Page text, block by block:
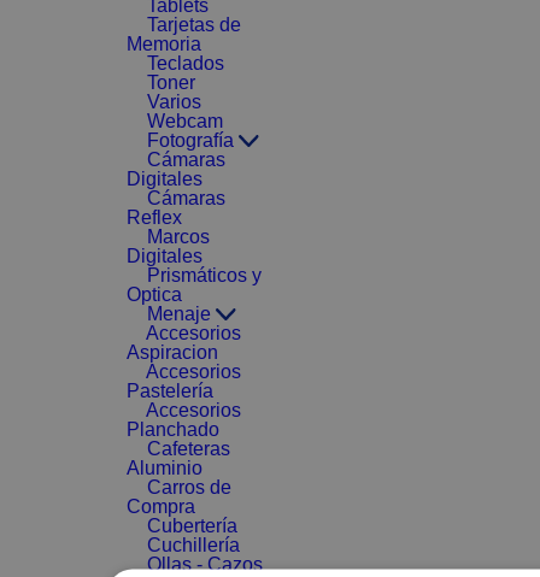
Tablets
Tarjetas de
Memoria
Teclados
Toner
Varios
Webcam
Fotografía
Cámaras
Digitales
Cámaras
Reflex
Marcos
Digitales
Prismáticos y
Optica
Menaje
Accesorios
Aspiracion
Accesorios
Pastelería
Accesorios
Planchado
Cafeteras
Aluminio
Carros de
Compra
Cubertería
Cuchillería
Ollas - Cazos